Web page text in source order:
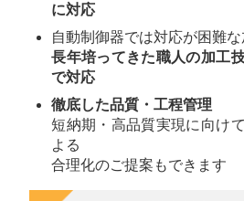
に対応
自動制御器では対応が困難な
長年培ってきた職人の加工
で対応
徹底した品質・工程管理
短納期・高品質実現に向け
よる
合理化のご提案もできます